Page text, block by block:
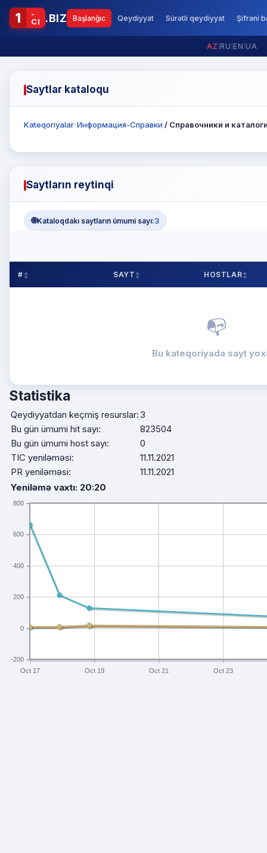
1
-
CI
.BIZ Başlanğıc Qeydiyyat Sürətli qeydiyyat Şifrəni
AZ RU EN UA
Saytlar kataloqu
Kateqoriyalar›Информация-Справки / Справочники и
Saytların reytinqi
🌐Kataloqdakı saytların ümumi sayı:3
# SAYT HOSTLAR
📭
Bu kateqoriyada sayt
Statistika
Qeydiyyatdan keçmiş resurslar:
Bu gün ümumi hit sayı:
Bu gün ümumi host sayı:
TIC yeniləməsi:
PR yeniləməsi:
3
823504
0
11.11.2021
11.11.2021
Yeniləmə vaxtı: 20:20
Oct 17 Oct 19 Oct 21 Oct 23
-200
0
200
400
600
800